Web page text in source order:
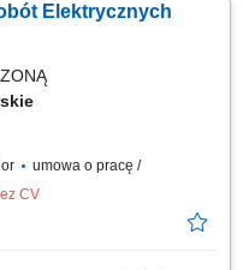
bezpieczeństwa; Weryfikacja
cenowych i rozliczanie
Elektrycznych
umowa o pracę /
CV